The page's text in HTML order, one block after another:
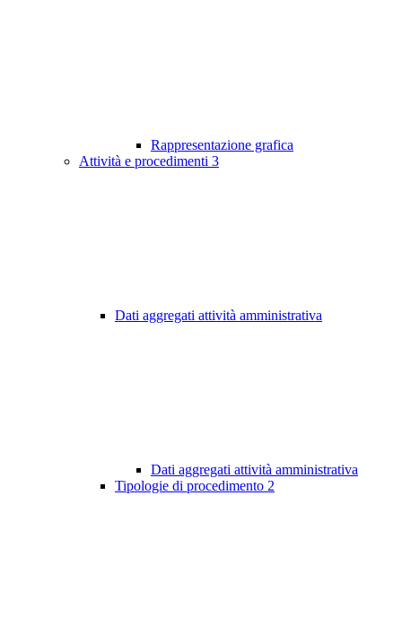
Rappresentazione grafica
Attività e procedimenti 3
Dati aggregati attività amministrativa
Dati aggregati attività amministrativa
Tipologie di procedimento 2